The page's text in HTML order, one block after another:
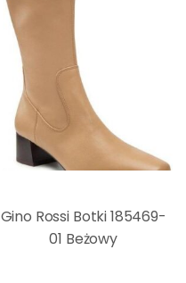
Gino Rossi Botki 185469-
01 Beżowy